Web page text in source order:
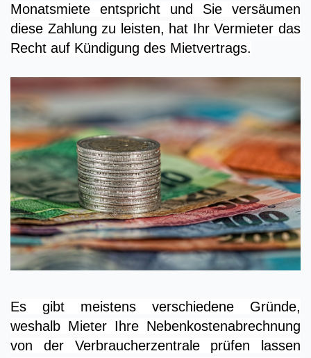
Monatsmiete entspricht und Sie versäumen
diese Zahlung zu leisten, hat Ihr Vermieter das
Recht auf Kündigung des Mietvertrags.
Es gibt meistens verschiedene Gründe,
weshalb Mieter Ihre Nebenkostenabrechnung
von der Verbraucherzentrale prüfen lassen